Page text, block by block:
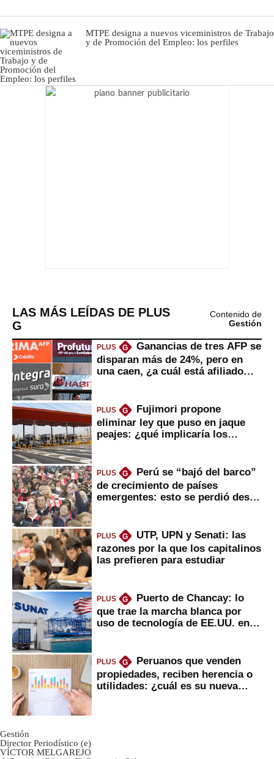
MTPE designa a nuevos viceministros de Trabajo
y de Promoción del Empleo: los perfiles
LAS MÁS LEÍDAS DE PLUS
G
Contenido de
Gestión
PLUS G
Ganancias de tres AFP se
disparan más de 24%, pero en
una caen, ¿a cuál está afiliado
PLUS G
Fujimori propone
eliminar ley que puso en jaque
peajes: ¿qué implicaría los
PLUS G
Perú se “bajó del barco”
de crecimiento de países
emergentes: esto se perdió desde
PLUS G
UTP, UPN y Senati: las
razones por la que los capitalinos
las prefieren para estudiar
PLUS G
Puerto de Chancay: lo
que trae la marcha blanca por
uso de tecnología de EE.UU. en
PLUS G
Peruanos que venden
propiedades, reciben herencia o
utilidades: ¿cuál es su nueva
Gestión
Director Periodístico (e)
VÍCTOR MELGAREJO